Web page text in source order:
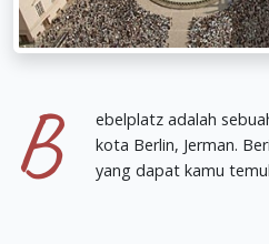
B
ebelplatz adalah
kota Berlin, Jerman.
yang dapat kamu